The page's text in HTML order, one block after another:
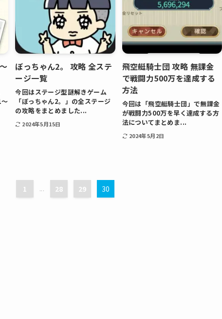
ぼっちゃん2。 攻略 全ステ
ージ一覧
今回はステージ型謎解きゲーム
「ぼっちゃん2。」の全ステージ
の攻略をまとめました...
2024年5月15日
飛空艇騎士団 攻略 無課金
で戦闘力500万を達成する
方法
今回は「飛空艇騎士団」で無課金
が戦闘力500万を早く達成する方
法についてまとめま...
2024年5月2日
1 ... 28 29 30